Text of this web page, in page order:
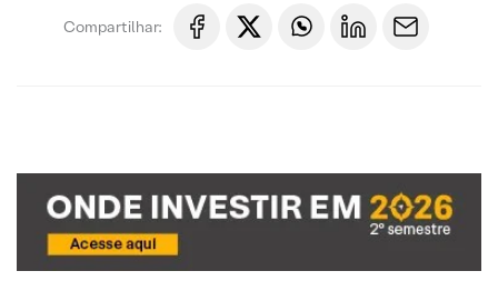
Compartilhar: